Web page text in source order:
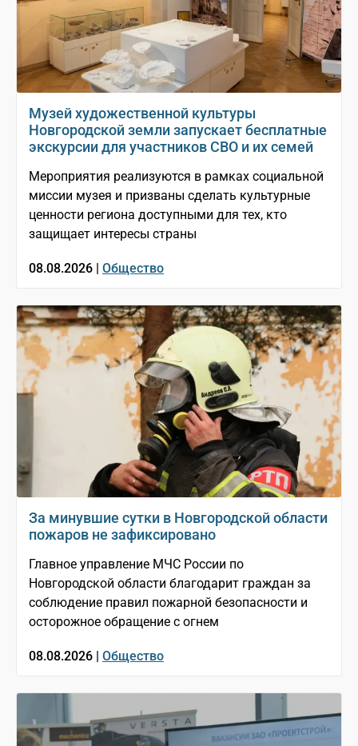
Музей художественной культуры
Новгородской земли запускает бесплатные
экскурсии для участников СВО и их семей
Мероприятия реализуются в рамках социальной
миссии музея и призваны сделать культурные
ценности региона доступными для тех, кто
защищает интересы страны
08.08.2026 | Общество
За минувшие сутки в Новгородской области
пожаров не зафиксировано
Главное управление МЧС России по
Новгородской области благодарит граждан за
соблюдение правил пожарной безопасности и
осторожное обращение с огнем
08.08.2026 | Общество